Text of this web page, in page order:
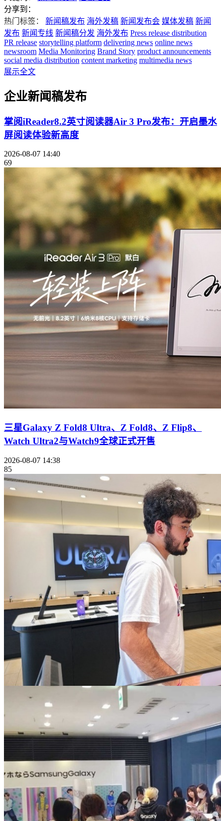
分享到：
热门标签：
新闻稿发布 海外发稿 新闻发布会 媒体发稿 新闻
发布 新闻专线 新闻稿分发 海外发布 Press release distribution
PR release storytelling platform delivering news online news
newsroom Media Monitoring Brand Story product announcements
social media distribution content marketing multimedia news
展示全文
企业新闻稿发布
掌阅iReader8.2英寸阅读器Air 3 Pro发布：开启墨水
屏阅读体验新高度
2026-08-07 14:40
69
三星Galaxy Z Fold8 Ultra、Z Fold8、Z Flip8、
Watch Ultra2与Watch9全球正式开售
2026-08-07 14:38
85